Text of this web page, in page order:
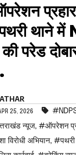
थाने में
की परेड
ATHAR
25, 2026
न्यूज, #ऑपरेशन
विरोधी अभियान, #पथरी